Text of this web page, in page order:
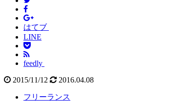
はてブ
LINE
feedly
2015/11/12
2016.04.08
フリーランス